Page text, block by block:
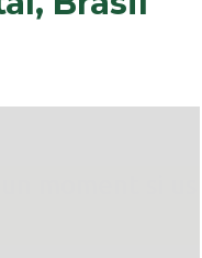
moment si us